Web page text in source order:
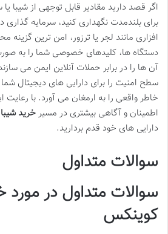
اگر قصد دارید مقادیر قابل توجهی از شیبا یا
برای بلندمدت نگهداری کنید، سرمایه
افزاری مانند لجر یا ترزور، امن ترین
دستگاه ها، کلیدهای خصوصی شما را به
آن ها را در برابر حملات آنلاین ایمن می
سطح امنیت را برای دارایی های دیجیتال
خاطر واقعی را به ارمغان می آورد. با رعایت
اطمینان و آگاهی بیشتری در مسیرخرید
دارایی های خود قدم بردارید.
سوالات متداول
سوالات متداول در مورد
کوینکس